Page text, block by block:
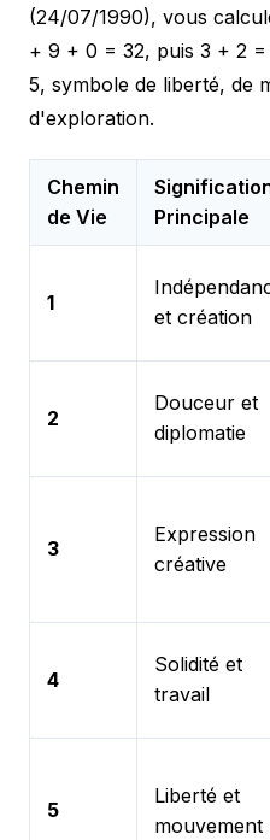
(24/07/1990), vous
+ 9 + 0 = 32, puis 3 + 2
5, symbole de liberté, de
d'exploration.
Chemin
de Vie
Principale
1
et création
2
Douceur et
diplomatie
3
Expression
créative
4
Solidité et
travail
5
Liberté et
mouvement